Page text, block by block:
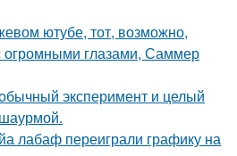
ютубе, тот, возможно,
огромными глазами, Саммер
эксперимент и целый
лабаф переиграли графику на